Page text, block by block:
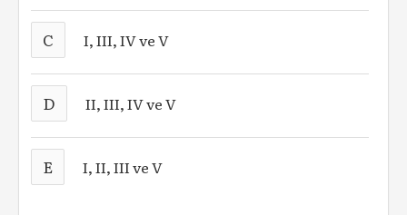
C I, III, IV ve V
D II, III, IV ve V
E I, II, III ve V